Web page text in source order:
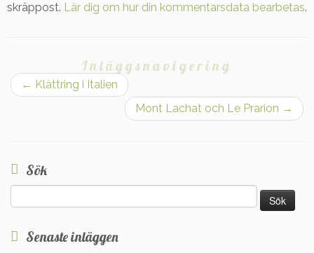
skräppost. Lär dig om hur din kommentarsdata bearbetas.
Inläggsnavigering
← Klättring i Italien
Mont Lachat och Le Prarion →
Sök
efter:
Senaste inläggen